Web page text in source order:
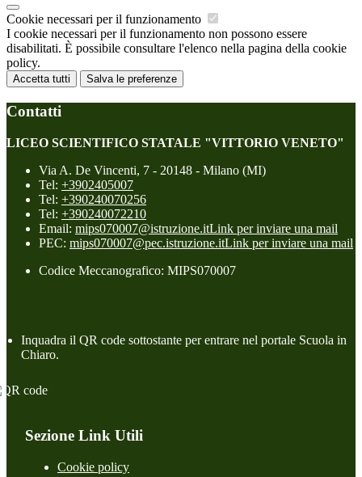
Cookie necessari per il funzionamento
I cookie necessari per il funzionamento non possono essere
disabilitati. È possibile consultare l'elenco nella pagina della cookie
policy.
Accetta tutti Salva le preferenze
Contatti
LICEO SCIENTIFICO STATALE "VITTORIO VENETO"
Via A. De Vincenti, 7 - 20148 - Milano (MI)
Tel: +3902405007
Tel: +390240070256
Tel: +390240072210
Email: mips070007@istruzione.itLink per inviare una mail
PEC: mips070007@pec.istruzione.itLink per inviare una mail
Codice Meccanografico: MIPS070007
Inquadra il QR code sottostante per entrare nel portale Scuola in
Chiaro.
Sezione Link Utili
Cookie policy